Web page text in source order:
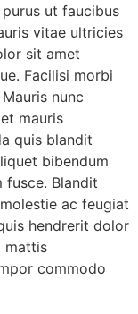
ut faucibus
vitae ultricies
sit amet
Facilisi morbi
nunc
mauris
quis blandit
bibendum
fusce. Blandit
ac feugiat
hendrerit dolor
mattis
commodo